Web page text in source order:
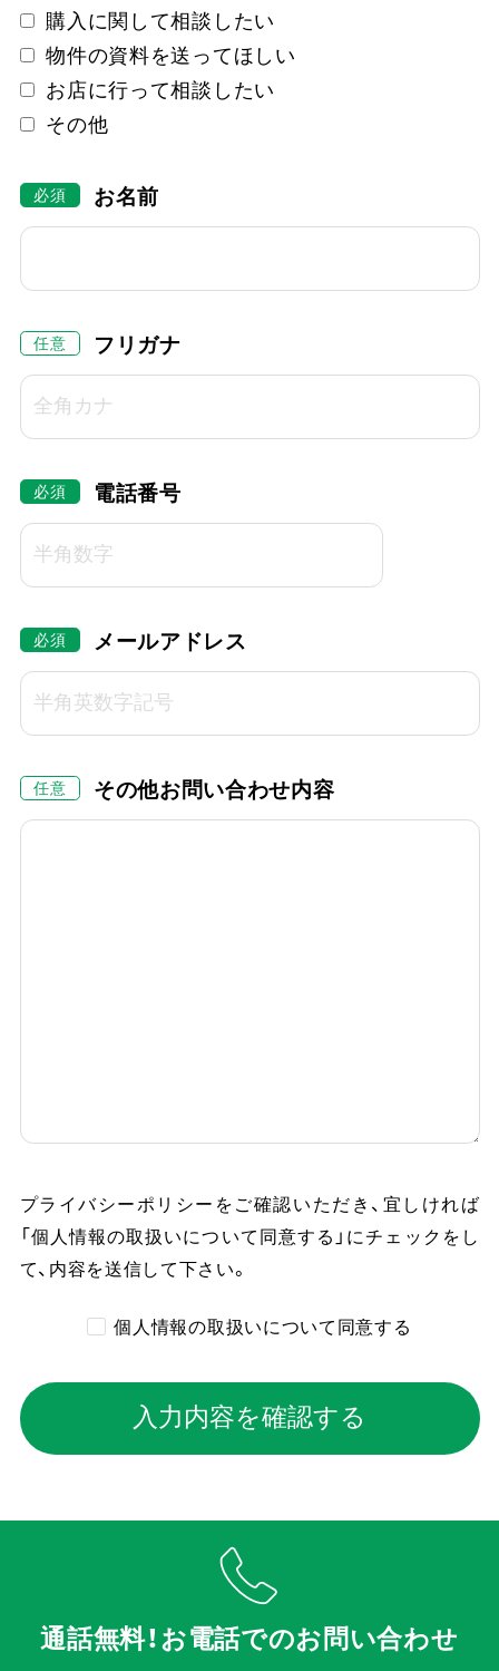
購入に関して相談したい
物件の資料を送ってほしい
お店に行って相談したい
その他
お名前
フリガナ
電話番号
メールアドレス
その他お問い合わせ内容
プライバシーポリシーをご確認いただき、 宜しければ
「個人情報の取扱いについて同意する」にチェックをし
て、内容を送信して下さい。
個人情報の取扱いについて同意する
入力内容を確認する
通話無料！お電話でのお問い合わせ